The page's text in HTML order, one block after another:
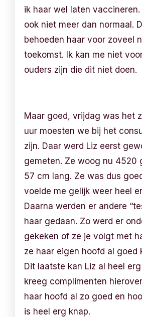
ik haar wel laten vaccineren.
ook niet meer dan normaal.
behoeden haar voor zoveel
toekomst. Ik kan me niet
ouders zijn die dit niet doen.
Maar goed, vrijdag was het
uur moesten we bij het
zijn. Daar werd Liz eerst
gemeten. Ze woog nu 4520
57 cm lang. Ze was dus
voelde me gelijk weer heel
Daarna werden er andere
haar gedaan. Zo werd er
gekeken of ze je volgt met
ze haar eigen hoofd al goed
Dit laatste kan Liz al heel
kreeg complimenten
haar hoofd al zo goed en
is heel erg knap.